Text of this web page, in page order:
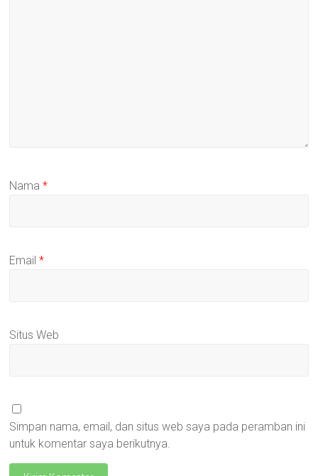
Nama*
Email*
Situs Web
Simpan nama, email, dan situs web saya pada peramban ini
untuk komentar saya berikutnya.